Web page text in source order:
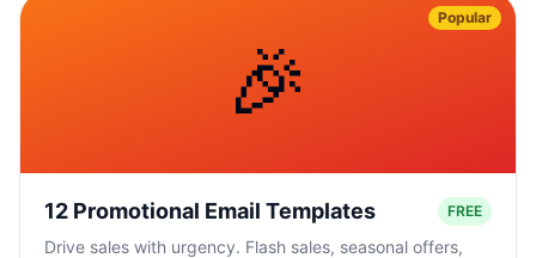
🎉
Popular
12 Promotional Email Templates FREE
Drive sales with urgency. Flash sales, seasonal offers,